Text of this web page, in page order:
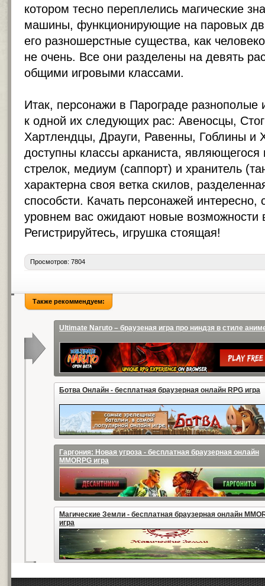
котором тесно переплелись магические
машины, функционирующие на паровых
его разношерстные существа, как
не очень. Все они разделены на девять
общими игровыми классами.
Итак, персонажи в Парограде разнополые
к одной их следующих рас: Авеносцы,
Хартлендцы, Драуги, Равенны, Гоблины и
доступны классы арканиста, являющегося
стрелок, медиум (саппорт) и хранитель
характерна своя ветка скилов,
способсти. Качать персонажей
уровнем вас ожидают новые возможности
Регистрируйтесь, игрушка стоящая!
Просмотров: 7804
Также рекоммендуем:
Ultimate Naruto – браузеная игра про ниндзя в стиле
Ботва Онлайн - бесплатная браузерная онлайн RPG игра
Гаргония: Новая угроза - бесплатная браузерная онлайн
MMORPG игра
Магические Земли - бесплатная браузерная онлайн
игра